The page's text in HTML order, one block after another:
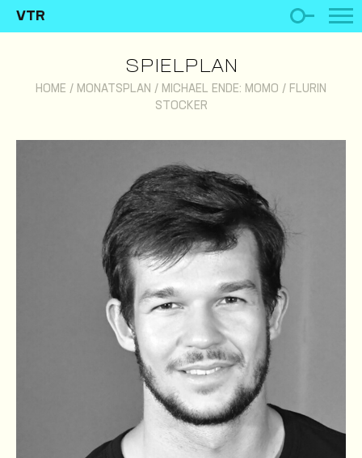
VTR
SPIELPLAN
HOME / MONATSPLAN / MICHAEL ENDE: MOMO / FLURIN
STOCKER